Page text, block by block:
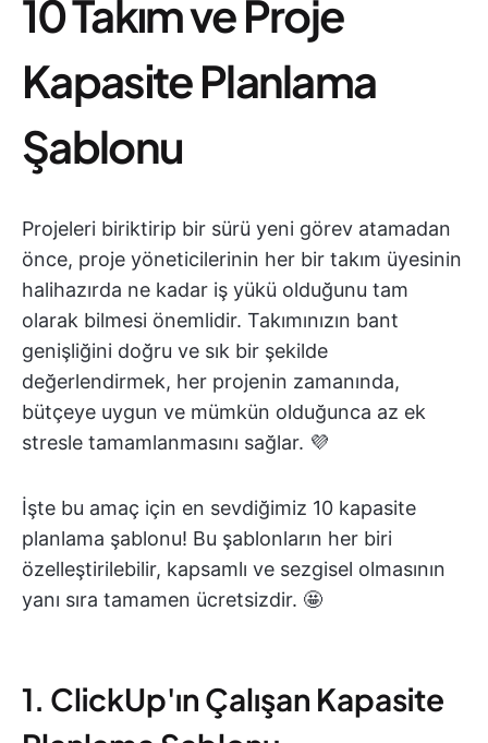
10 Takım ve Proje
Kapasite Planlama
Şablonu
Projeleri biriktirip bir sürü yeni görev atamadan
önce, proje yöneticilerinin her bir takım üyesinin
halihazırda ne kadar iş yükü olduğunu tam
olarak bilmesi önemlidir. Takımınızın bant
genişliğini doğru ve sık bir şekilde
değerlendirmek, her projenin zamanında,
bütçeye uygun ve mümkün olduğunca az ek
stresle tamamlanmasını sağlar. 💜
İşte bu amaç için en sevdiğimiz 10 kapasite
planlama şablonu! Bu şablonların her biri
özelleştirilebilir, kapsamlı ve sezgisel olmasının
yanı sıra tamamen ücretsizdir. 🤩
1. ClickUp'ın Çalışan Kapasite